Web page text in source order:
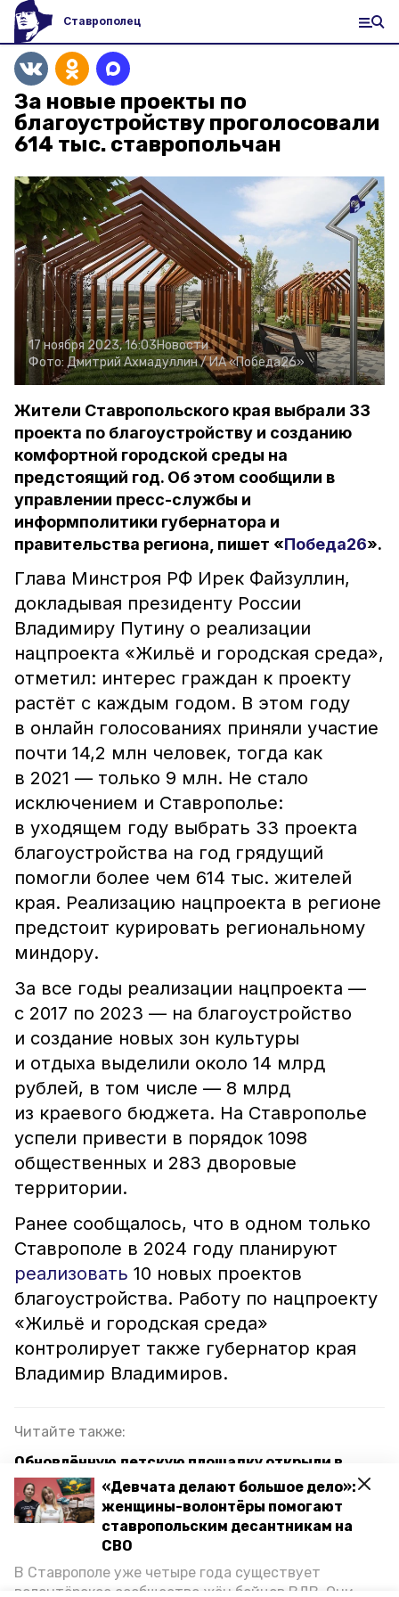
«Девчата делают большое дело»:
женщины-волонтёры помогают
ставропольским десантникам на
СВО
В Ставрополе уже четыре года существует
волонтёрское сообщество жён бойцов ВДВ. Они
Ставрополец
За новые проекты по
благоустройству проголосовали
614 тыс. ставропольчан
17 ноября 2023, 16:03Новости
Фото: Дмитрий Ахмадуллин /ИА «Победа26»
Жители Ставропольского края выбрали 33
проекта по благоустройству и созданию
комфортной городской среды на
предстоящий год. Об этом сообщили в
управлении пресс-службы и
информполитики губернатора и
правительства региона, пишет «Победа26».
Глава Минстроя РФ Ирек Файзуллин,
докладывая президенту России
Владимиру Путину о реализации
нацпроекта «Жильё и городская среда»,
отметил: интерес граждан к проекту
растёт с каждым годом. В этом году
в онлайн голосованиях приняли участие
почти 14,2 млн человек, тогда как
в 2021 — только 9 млн. Не стало
исключением и Ставрополье:
в уходящем году выбрать 33 проекта
благоустройства на год грядущий
помогли более чем 614 тыс. жителей
края. Реализацию нацпроекта в регионе
предстоит курировать региональному
миндору.
За все годы реализации нацпроекта —
с 2017 по 2023 — на благоустройство
и создание новых зон культуры
и отдыха выделили около 14 млрд
рублей, в том числе — 8 млрд
из краевого бюджета. На Ставрополье
успели привести в порядок 1098
общественных и 283 дворовые
территории.
Ранее сообщалось, что в одном только
Ставрополе в 2024 году планируют
реализовать 10 новых проектов
благоустройства. Работу по нацпроекту
«Жильё и городская среда»
контролирует также губернатор края
Владимир Владимиров.
Читайте также:
Обновлённую детскую площадку открыли в
Ставрополе
Торговый центр с видом на Ботанический сад
заработает в Ставрополе в 2024 году